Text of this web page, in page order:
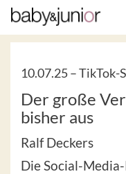
10.07.25 –TikTok-
Der große
bisher aus
Ralf Deckers
Die Social-